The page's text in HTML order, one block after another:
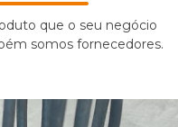
que o seu negócio
somos fornecedores.